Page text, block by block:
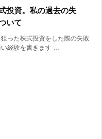
投資。私の過去の失
いて
った株式投資をした際の失敗
経験を書きます ...